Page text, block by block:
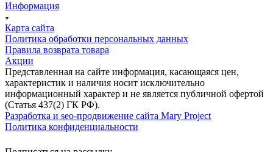
Информация
Карта сайта
Политика обработки персональных данных
Правила возврата товара
Акции
Представленная на сайте информация, касающаяся цен,
характеристик и наличия носит исключительно
информационный характер и не является публичной офертой
(Статья 437(2) ГК РФ).
Разработка и seo-продвижение сайта Mary Project
Политика конфиденциальности